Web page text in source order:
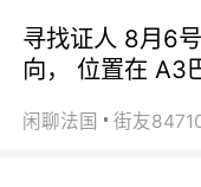
寻找证人 8月6
向， 位置在 A3
闲聊法国